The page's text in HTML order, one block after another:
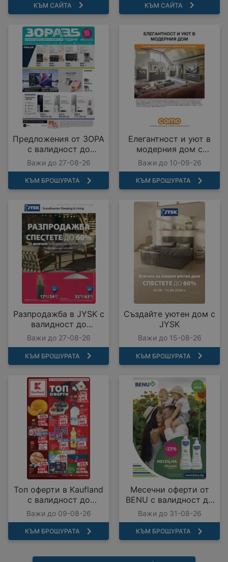
КЪМ САЙТА КЪМ САЙТА
Предложения от ЗОРА
с валидност до
27.08.2026
Важи до 27-08-26
КЪМ БРОШУРАТА
Елегантност и уют в
модерния дом с
COMO с валидност до
10.09.2026
Важи до 10-09-26
КЪМ БРОШУРАТА
Разпродажба в JYSK с
валидност до
27.08.2026
Важи до 27-08-26
КЪМ БРОШУРАТА
Създайте уютен дом с
JYSK
Важи до 15-08-26
КЪМ БРОШУРАТА
Топ оферти в Kaufland
с валидност до
09.08.2026
Важи до 09-08-26
КЪМ БРОШУРАТА
Месечни оферти от
BENU с валидност до
31.08.2026
Важи до 31-08-26
КЪМ БРОШУРАТА